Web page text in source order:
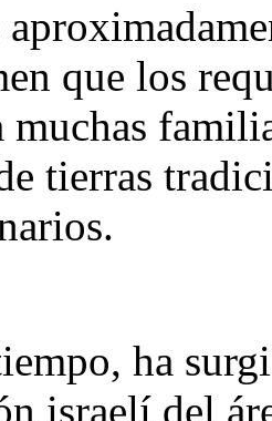
que los
tierras
ha
israelí del